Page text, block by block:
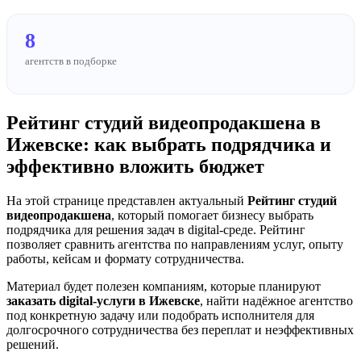
8
агентств в подборке
Рейтинг студий видеопродакшена в
Ижевске: как выбрать подрядчика и
эффективно вложить бюджет
На этой странице представлен актуальный Рейтинг студий
видеопродакшена, который помогает бизнесу выбрать
подрядчика для решения задач в digital-среде. Рейтинг
позволяет сравнить агентства по направлениям услуг, опыту
работы, кейсам и формату сотрудничества.
Материал будет полезен компаниям, которые планируют
заказать digital-услуги в Ижевске, найти надёжное агентство
под конкретную задачу или подобрать исполнителя для
долгосрочного сотрудничества без переплат и неэффективных
решений.